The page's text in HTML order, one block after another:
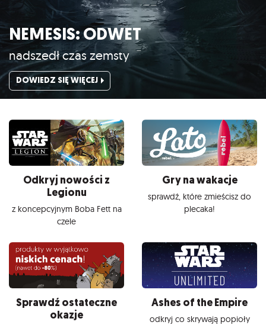
NEMESIS: ODWET
nadszedł czas zemsty
DOWIEDZ SIĘ WIĘCEJ
Odkryj nowości z
Legionu
z koncepcyjnym Boba Fett na
czele
Gry na wakacje
sprawdź, które zmieścisz do
plecaka!
Sprawdź ostateczne
okazje
Ashes of the Empire
odkryj co skrywają popioły